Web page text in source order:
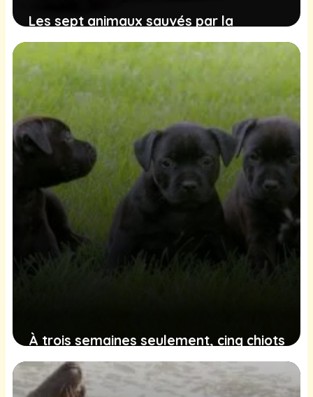
Les sept animaux sauvés par la
Fondation 30 Millions d’Amis : une
nouvelle vie commence
18 janvier 2025
À trois semaines seulement, cinq chiots
abandonnés sur une rocade sont
secourus juste à temps